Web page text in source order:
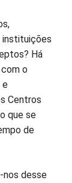
no
instituições
Há
o
e
Centros
que se
de
nos desse